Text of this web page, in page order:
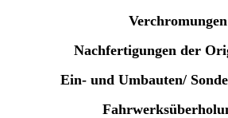
Verchromungen
Nachfertigungen der
Ein- und Umbauten/